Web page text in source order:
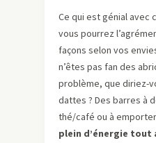
Ce qui est génial avec
vous pourrez
façons selon vos
n’êtes pas fan des
problème, que diriez-
dattes ? Des barres à
thé/café ou à
plein d’énergie tout